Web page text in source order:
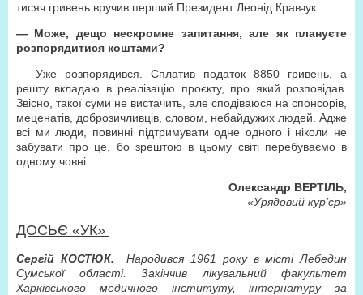
тисяч гривень вручив перший Президент Леонід Кравчук.
— Може, дещо нескромне запитання, але як плануєте
розпорядитися коштами?
— Уже розпорядився. Сплатив податок 8850 гривень, а
решту вкладаю в реалізацію проєкту, про який розповідав.
Звісно, такої суми не вистачить, але сподіваюся на спонсорів,
меценатів, доброзичливців, словом, небайдужих людей. Адже
всі ми люди, повинні підтримувати одне одного і ніколи не
забувати про це, бо зрештою в цьому світі перебуваємо в
одному човні.
Олександр ВЕРТІЛЬ,
«Урядовий кур’єр»
ДОСЬЄ «УК»
Сергій КОСТЮК. Народився 1961 року в місті Лебедин
Сумської області. Закінчив лікувальний факультет
Харківського медичного інституту, інтернатуру за